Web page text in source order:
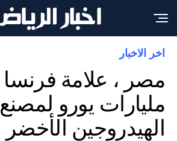
اخر الاخبار
مليارات يورو لمصنع
الهيدروجين الأخضر